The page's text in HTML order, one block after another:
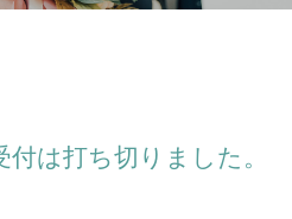
は打ち切りました。